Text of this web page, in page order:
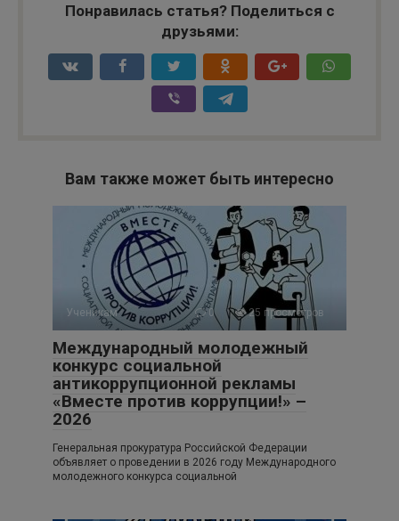
Понравилась статья? Поделиться с
друзьями:
Вам также может быть интересно
Ученикам 0 25 просмотров
Международный молодежный
конкурс социальной
антикоррупционной рекламы
«Вместе против коррупции!» –
2026
Генеральная прокуратура Российской Федерации
объявляет о проведении в 2026 году Международного
молодежного конкурса социальной